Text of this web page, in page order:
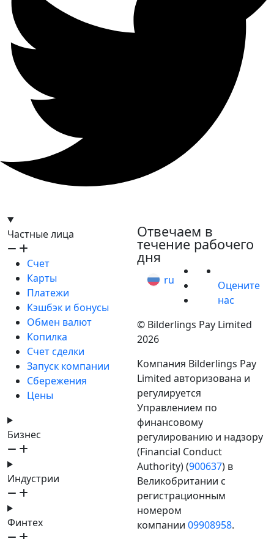
Частные лица
Счет
Карты
Платежи
Кэшбэк и бонусы
Обмен валют
Копилка
Счет сделки
Запуск компании
Сбережения
Цены
Бизнес
Индустрии
Финтех
Отвечаем в
течение рабочего
дня
ru
Оцените
нас
© Bilderlings Pay Limited
2026
Компания Bilderlings Pay
Limited авторизована и
регулируется
Управлением по
финансовому
регулированию и надзору
(Financial Conduct
Authority) (900637) в
Великобритании с
регистрационным
номером
компании 09908958.